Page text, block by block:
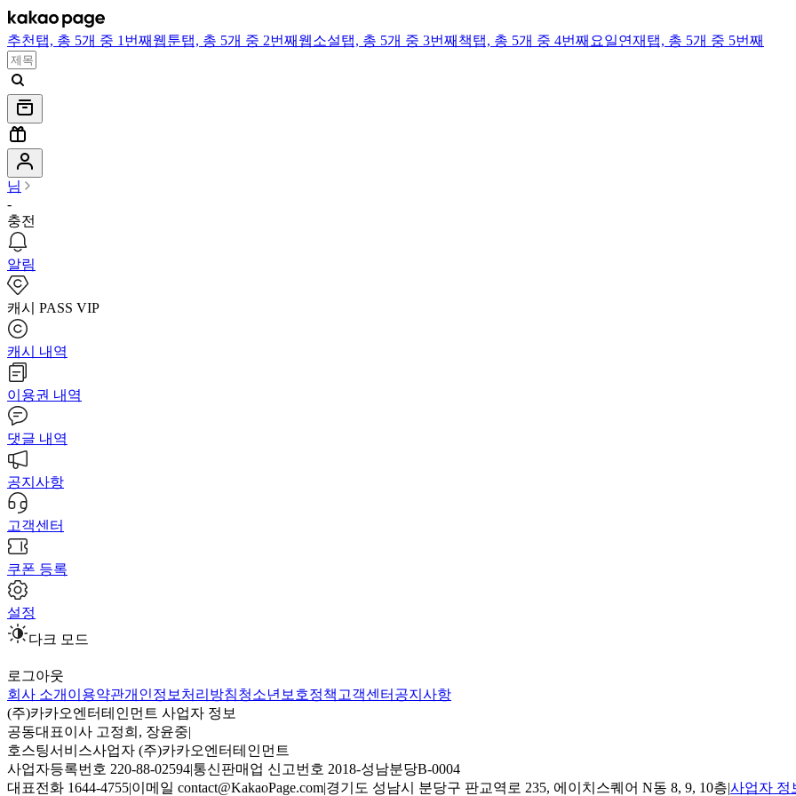
추천 탭, 총 5개 중 1번째 웹툰탭, 총 5개 중 2번째 웹소설탭, 총 5개 중 3번째 책탭, 총 5개 중 4번째 요일연재 탭, 총 5개 중 5번째
님
-
충전
알림
캐시 PASS VIP
캐시 내역
이용권 내역
댓글 내역
공지사항
고객센터
쿠폰 등록
설정
다크 모드
로그아웃
회사 소개 이용약관개인정보처리방침청소년보호정책 고객센터 공지사항
(주)카카오엔터테인먼트 사업자 정보
공동대표이사 고정희, 장윤중|
호스팅서비스사업자 (주)카카오엔터테인먼트
사업자등록번호 220-88-02594|통신판매업 신고번호 2018-성남분당B-0004
대표전화 1644-4755|이메일 contact@KakaoPage.com|경기도 성남시 분당구 판교역로 235, 에이치스퀘어 N동 8, 9, 10층|사업자 정